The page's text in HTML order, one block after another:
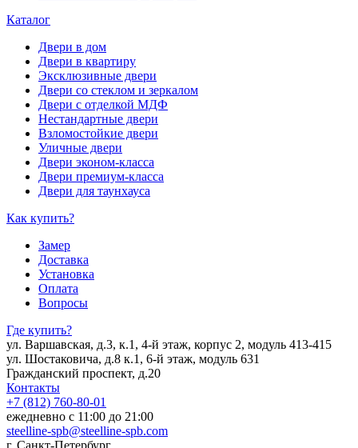
Каталог
Двери в дом
Двери в квартиру
Эксклюзивные двери
Двери со стеклом и зеркалом
Двери с отделкой МДФ
Нестандартные двери
Взломостойкие двери
Уличные двери
Двери эконом-класса
Двери премиум-класса
Двери для таунхауса
Как купить?
Замер
Доставка
Установка
Оплата
Вопросы
Где купить?
ул. Варшавская, д.3, к.1, 4-й этаж, корпус 2, модуль 413-415
ул. Шостаковича, д.8 к.1, 6-й этаж, модуль 631
Гражданский проспект, д.20
Контакты
+7 (812) 760-80-01
ежедневно с 11:00 до 21:00
steelline-spb@steelline-spb.com
г. Санкт-Петербург,